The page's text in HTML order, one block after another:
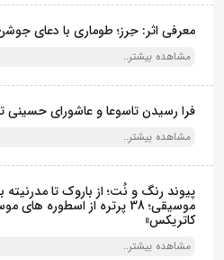
معرفی اثر: حِرز؛ طوماری با دعای
مشاهده بیشتر..
فرا رسیدن تاسوعا و عاشورای حسینی
مشاهده بیشتر..
پیوند رنگ و نُت؛ از باروک تا
موسیقی؛ 38 پرتره از اسطوره
کاتریکس»
مشاهده بیشتر..